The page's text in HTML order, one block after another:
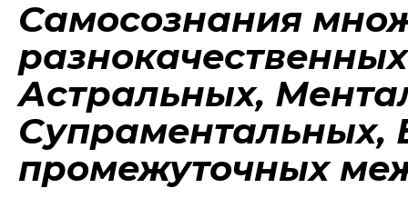
Самосознания
Астральных,
Супраментальных,
промежуточных